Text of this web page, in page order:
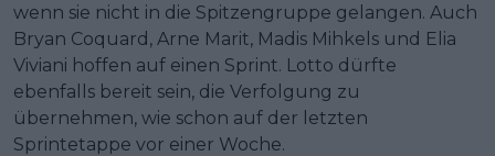
wenn sie nicht in die Spitzengruppe gelangen. Auch
Bryan Coquard, Arne Marit, Madis Mihkels und Elia
Viviani hoffen auf einen Sprint. Lotto dürfte
ebenfalls bereit sein, die Verfolgung zu
übernehmen, wie schon auf der letzten
Sprintetappe vor einer Woche.